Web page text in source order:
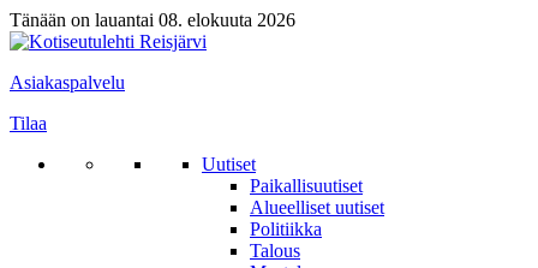
Tänään on lauantai 08. elokuuta 2026
Asiakaspalvelu
Tilaa
Uutiset
Paikallisuutiset
Alueelliset uutiset
Politiikka
Talous